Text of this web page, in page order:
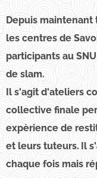
Depuis
les centres de
participants au
de slam.
Il s'agit d'ateliers
collective finale
expèrience de
et leurs tuteurs. Il
chaque fois mais